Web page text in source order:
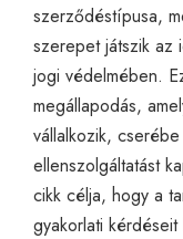
szerződéstípusa,
szerepet játszik az
jogi védelmében.
megállapodás,
vállalkozik,
ellenszolgáltatást
cikk célja, hogy a
gyakorlati